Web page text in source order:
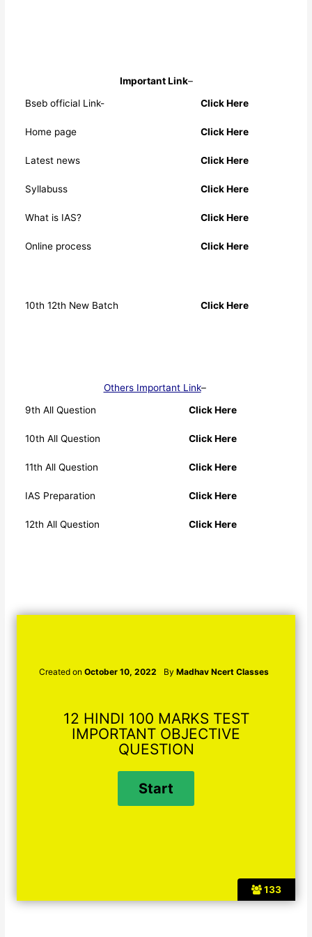
Important Link–
Bseb official Link-
Click Here
Home page Click Here
Latest news Click Here
Syllabuss Click Here
What is IAS? Click Here
Online process Click Here
10th 12th New Batch Click Here
Others Important Link–
9th All Question
Click Here
10th All Question Click Here
11th All Question Click Here
IAS Preparation Click Here
12th All Question Click Here
133
Created on October 10, 2022 By Madhav Ncert Classes
12 HINDI 100 MARKS TEST
IMPORTANT OBJECTIVE
QUESTION